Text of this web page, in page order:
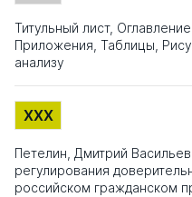
Титульный лист,
Приложения, Таблицы,
анализу
XXX
Петелин, Дмитрий
регулирования
российском гражданском